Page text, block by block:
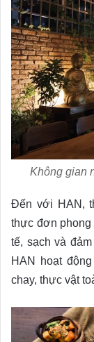
Không gian
Đến với HAN,
thực đơn
tế, sạch và
HAN hoạt
chay, thực vật